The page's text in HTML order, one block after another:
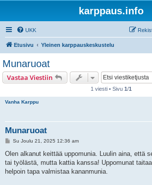
karppaus.info
UKK
Etusivu Yleinen karppauskeskustelu
Munaruoat
Vastaa Viestiin
1 viesti • Sivu 1/1
Vanha Karppu
Munaruoat
V
e
t
i
Su Joulu 21, 2025 12:36 am
Olen alkanut keittää uppomunia. Luulin aina, että
tai työlästä, mutta kattia kanssa! Uppomunat
helpoin tapa valmistaa kananmunia.